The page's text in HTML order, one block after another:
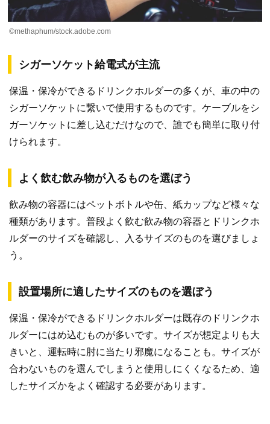
©methaphum/stock.adobe.com
シガーソケット給電式が主流
保温・保冷ができるドリンクホルダーの多くが、車の中の
シガーソケットに繋いで使用するものです。ケーブルをシ
ガーソケットに差し込むだけなので、誰でも簡単に取り付
けられます。
よく飲む飲み物が入るものを選ぼう
飲み物の容器にはペットボトルや缶、紙カップなど様々な
種類があります。普段よく飲む飲み物の容器とドリンクホ
ルダーのサイズを確認し、入るサイズのものを選びましょ
う。
設置場所に適したサイズのものを選ぼう
保温・保冷ができるドリンクホルダーは既存のドリンクホ
ルダーにはめ込むものが多いです。サイズが想定よりも大
きいと、運転時に肘に当たり邪魔になることも。サイズが
合わないものを選んでしまうと使用しにくくなるため、適
したサイズかをよく確認する必要があります。